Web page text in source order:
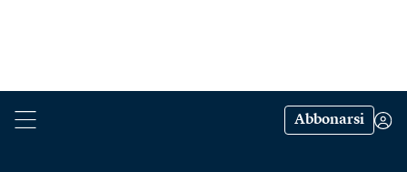
Abbonarsi